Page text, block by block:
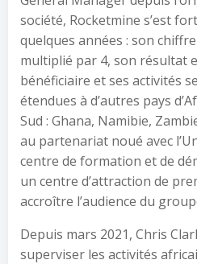
société, Rocketmine s’est
quelques années : son
multiplié par 4, son résultat
bénéficiaire et ses activités
étendues à d’autres pays
Sud : Ghana, Namibie,
au partenariat noué avec
centre de formation et de
un centre d’attraction de
accroître l’audience du
Depuis mars 2021, Chris
superviser les activités